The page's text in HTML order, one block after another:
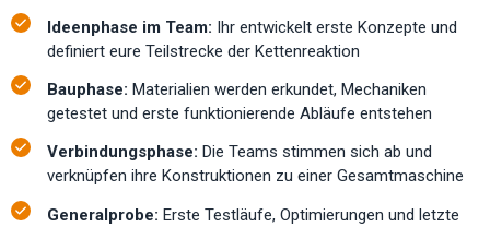
Ideenphase im Team: Ihr entwickelt erste Konzepte und
definiert eure Teilstrecke der Kettenreaktion
Bauphase: Materialien werden erkundet, Mechaniken
getestet und erste funktionierende Abläufe entstehen
Verbindungsphase: Die Teams stimmen sich ab und
verknüpfen ihre Konstruktionen zu einer Gesamtmaschine
Generalprobe: Erste Testläufe, Optimierungen und letzte